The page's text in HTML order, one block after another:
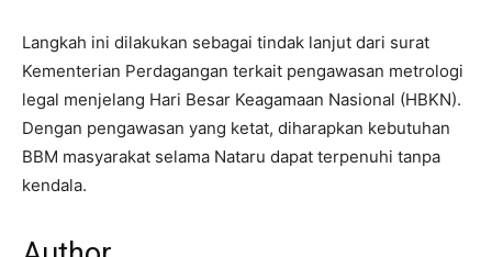
Langkah ini dilakukan sebagai tindak lanjut dari surat
Kementerian Perdagangan terkait pengawasan metrologi
legal menjelang Hari Besar Keagamaan Nasional (HBKN).
Dengan pengawasan yang ketat, diharapkan kebutuhan
BBM masyarakat selama Nataru dapat terpenuhi tanpa
kendala.